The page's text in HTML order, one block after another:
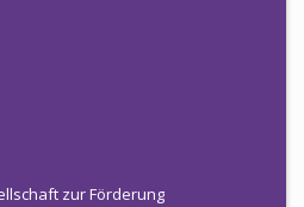
zur Förderung